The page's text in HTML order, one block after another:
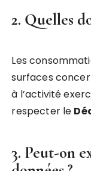
2. Quelles
Les
surfaces
à l’activité
respecter le
3. Peut-on